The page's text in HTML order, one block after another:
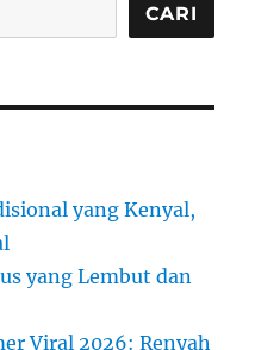
CARI
yang Kenyal,
yang Lembut dan
Viral 2026: Renyah